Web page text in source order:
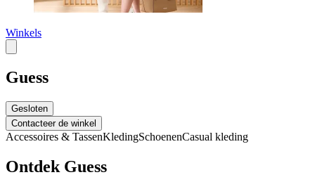
Winkels
Guess
Gesloten
Contacteer de winkel
Accessoires & TassenKledingSchoenenCasual kleding
Ontdek Guess